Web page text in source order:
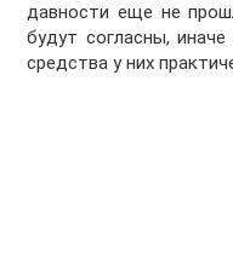
давности еще не
будут согласны,
средства у них